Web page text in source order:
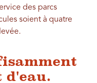
des parcs
soient à quatre